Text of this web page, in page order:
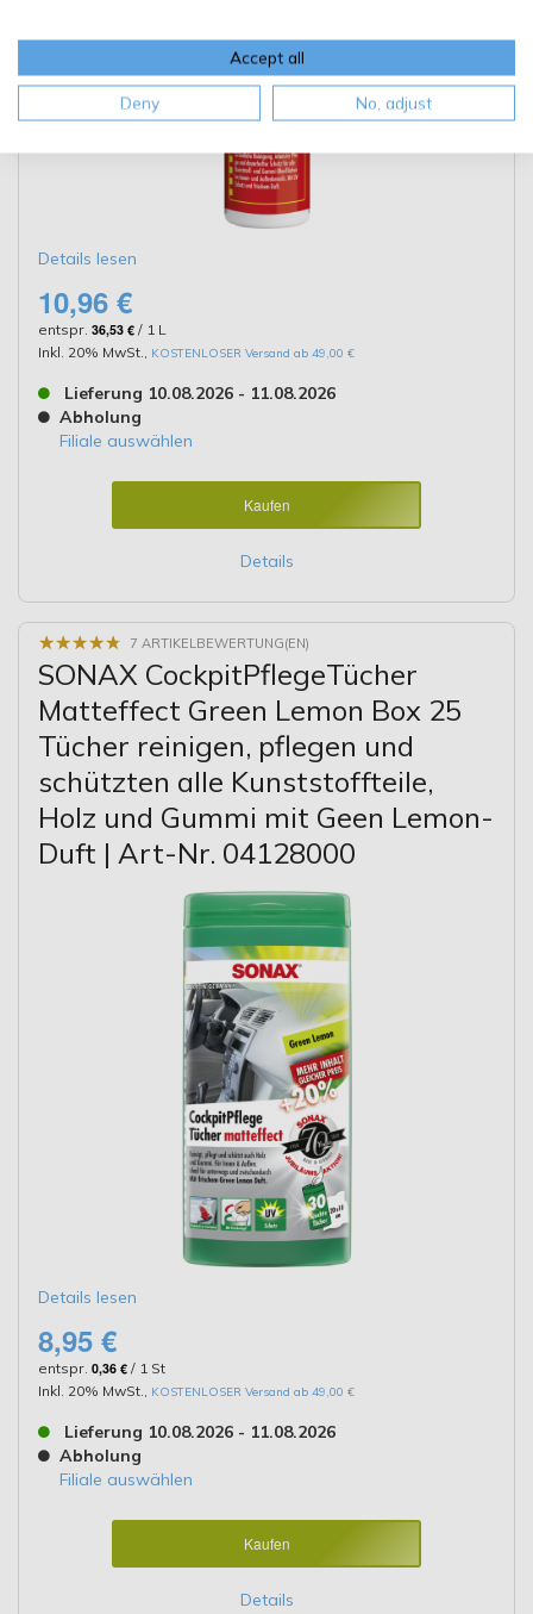
Details lesen
10,96 €
entspr. 36,53 € / 1 L
Inkl. 20% MwSt.
KOSTENLOSER Versand ab 49,00 €
Lieferung 10.08.2026 - 11.08.2026
Abholung
Filiale auswählen
Kaufen
Details
★★★★★
★★★★★ 7 ARTIKELBEWERTUNG(EN)
SONAX CockpitPflegeTücher
Matteffect Green Lemon Box 25
Tücher reinigen, pflegen und
schützten alle Kunststoffteile,
Holz und Gummi mit Geen Lemon-
Duft | Art-Nr. 04128000
Details lesen
8,95 €
entspr. 0,36 € / 1 St
Inkl. 20% MwSt.
KOSTENLOSER Versand ab 49,00 €
Lieferung 10.08.2026 - 11.08.2026
Abholung
Filiale auswählen
Kaufen
Details
Accept all
Deny No, adjust